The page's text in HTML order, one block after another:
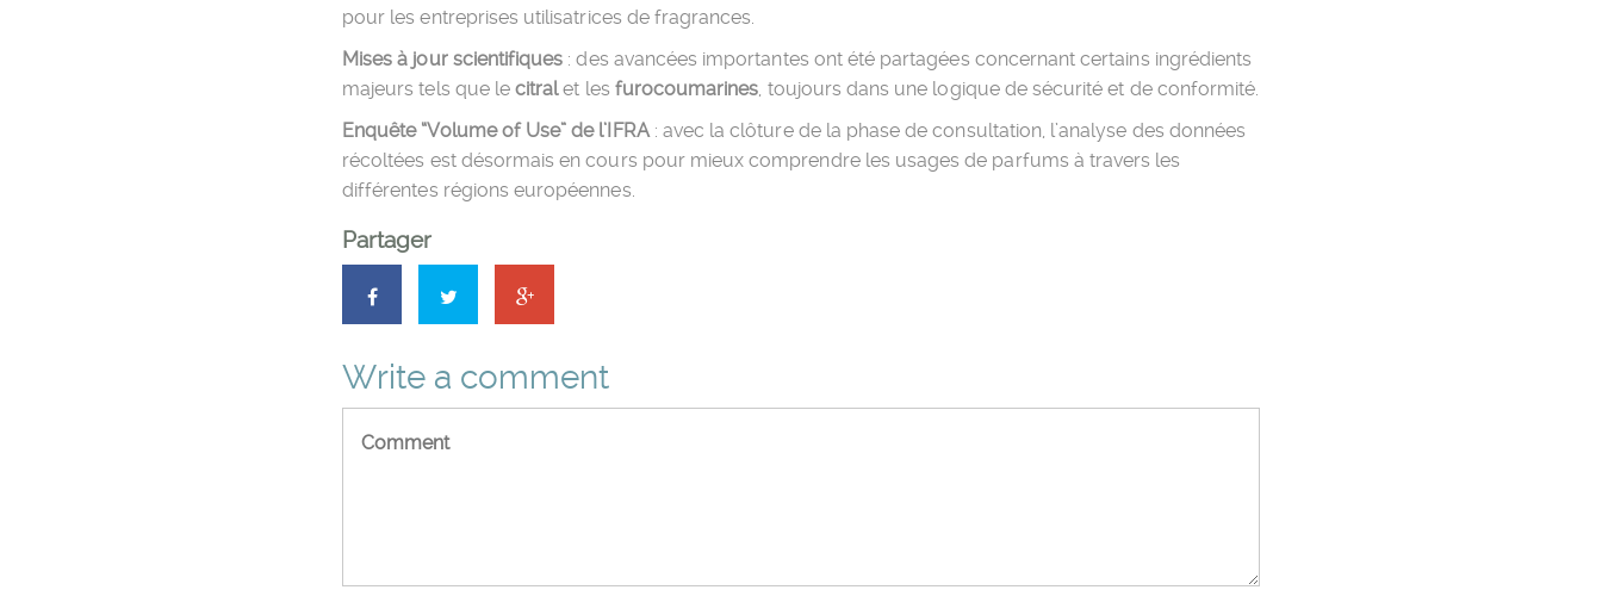
pour les entreprises utilisatrices de fragrances.
Mises à jour scientifiques : des avancées importantes ont été partagées concernant certains ingrédients
majeurs tels que lecitralet les furocoumarines, toujours dans une logique de sécurité et de conformité.
Enquête “Volume of Use” de l’IFRA : avec la clôture de la phase de consultation, l’analyse des données
récoltées est désormais en cours pour mieux comprendre les usages de parfums à travers les
différentes régions européennes.
Partager
Write a comment